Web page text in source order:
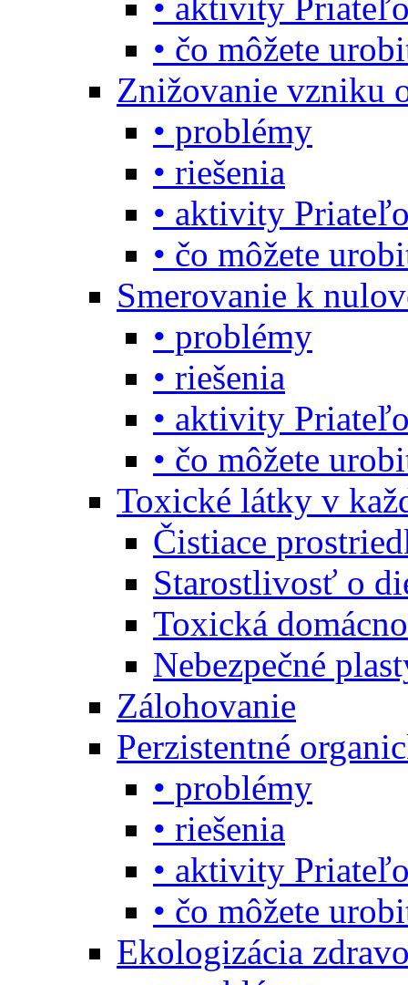
• čo môžete
Znižovanie vzniku
• problémy
• riešenia
• aktivity
• čo môžete
Smerovanie k
• problémy
• riešenia
• aktivity
• čo môžete
Toxické látky v
Čistiace
Starostlivosť o
Toxická
Nebezpečné
Zálohovanie
Perzistentné
• problémy
• riešenia
• aktivity
• čo môžete
Ekologizácia